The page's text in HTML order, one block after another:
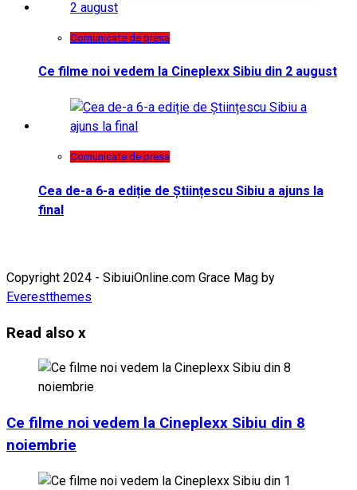
Comunicate de presa
Ce filme noi vedem la Cineplexx Sibiu din 2 august
Comunicate de presa
Cea de-a 6-a ediție de Științescu Sibiu a ajuns la
final
Copyright 2024 - SibiuiOnline.com Grace Mag by
Everestthemes
Read also x
Ce filme noi vedem la Cineplexx Sibiu din 8
noiembrie